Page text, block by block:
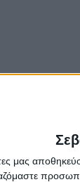
μας
να
Relais
που